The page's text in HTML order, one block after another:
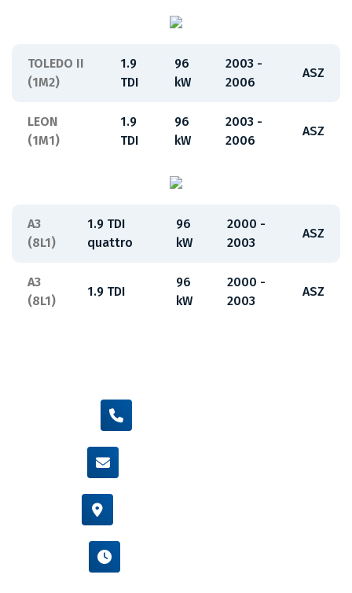
TOLEDO II
(1M2)
1.9
TDI
96
kW
2003 -
2006
ASZ
LEON
(1M1)
1.9
TDI
96
kW
2003 -
2006
ASZ
A3
(8L1)
1.9 TDI
quattro
96
kW
2000 -
2003
ASZ
A3
(8L1)
1.9 TDI
96
kW
2000 -
2003
ASZ